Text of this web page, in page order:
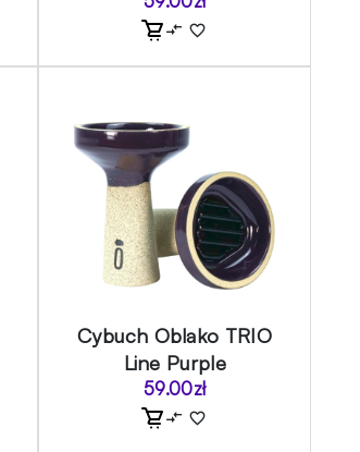
Cybuch Oblako TRIO
Line Purple
59.00zł